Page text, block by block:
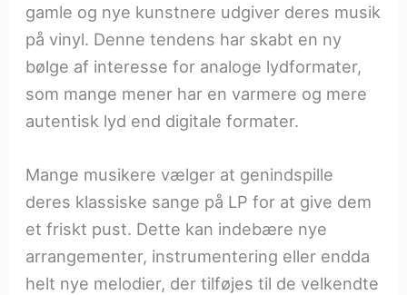
gamle og nye kunstnere udgiver deres musik
på vinyl. Denne tendens har skabt en ny
bølge af interesse for analoge lydformater,
som mange mener har en varmere og mere
autentisk lyd end digitale formater.
Mange musikere vælger at genindspille
deres klassiske sange på LP for at give dem
et friskt pust. Dette kan indebære nye
arrangementer, instrumentering eller endda
helt nye melodier, der tilføjes til de velkendte